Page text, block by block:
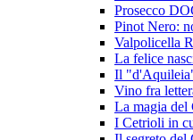
Prosecco
Pinot Nero:
Valpolicella
La felice
Il
Vino fra
La magia del
I Cetrioli in